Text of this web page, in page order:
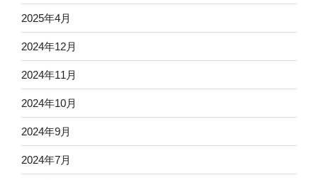
2025年4月
2024年12月
2024年11月
2024年10月
2024年9月
2024年7月